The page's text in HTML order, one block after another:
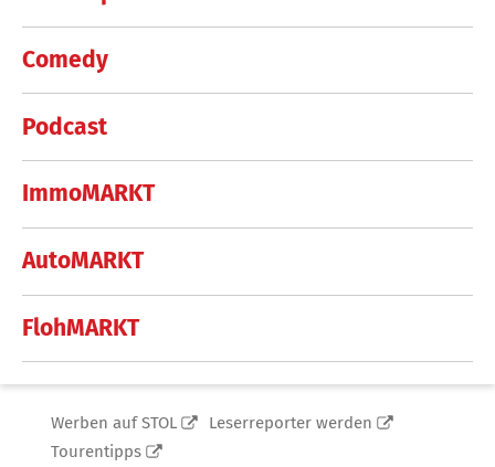
Comedy
Podcast
ImmoMARKT
AutoMARKT
FlohMARKT
Werben auf STOL
Leserreporter werden
Tourentipps